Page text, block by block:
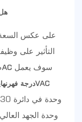
على عكس
التأثير على
25 درجة فهرنهايت 450 فولتAC سوف يعمل
25 درجة فهرنهايت 250VAC
وحدة الجهد